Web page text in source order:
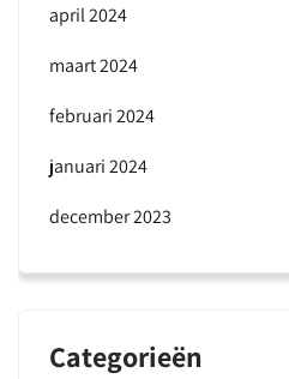
april 2024
maart 2024
februari 2024
januari 2024
december 2023
Categorieën